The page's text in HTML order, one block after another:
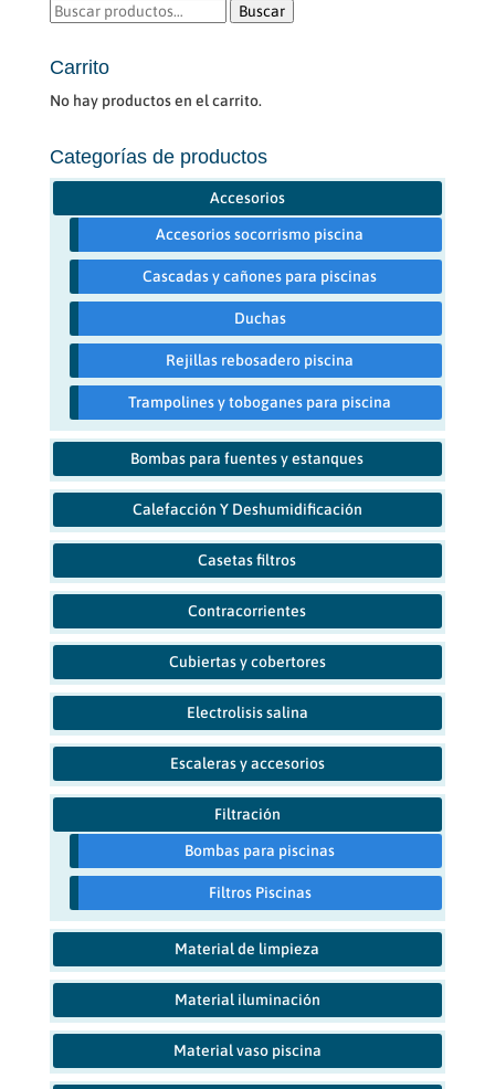
Buscar
Buscar
Carrito
No hay productos en el carrito.
Categorías de productos
Accesorios
Accesorios socorrismo piscina
Cascadas y cañones para piscinas
Duchas
Rejillas rebosadero piscina
Trampolines y toboganes para piscina
Bombas para fuentes y estanques
Calefacción Y Deshumidificación
Casetas filtros
Contracorrientes
Cubiertas y cobertores
Electrolisis salina
Escaleras y accesorios
Filtración
Bombas para piscinas
Filtros Piscinas
Material de limpieza
Material iluminación
Material vaso piscina